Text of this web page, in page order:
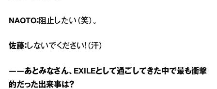
NAOTO： 阻止したい（笑）。
佐藤：しないでください！（汗）
――あとみなさん、EXILEとして過ごしてきた中で最も衝撃
的だった出来事は？